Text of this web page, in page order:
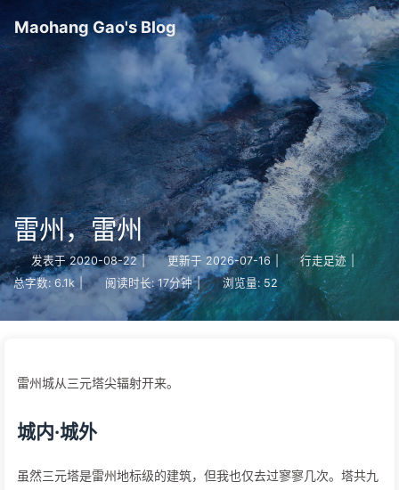
Maohang Gao's Blog
雷州，雷州
发表于 2020-08-22 | 更新于 2026-07-16 行走足迹
总字数: 6.1k | 阅读时长: 17分钟 | 浏览量: 52
雷州城从三元塔尖辐射开来。
城内·城外
虽然三元塔是雷州地标级的建筑，但我也仅去过寥寥几次。塔共九